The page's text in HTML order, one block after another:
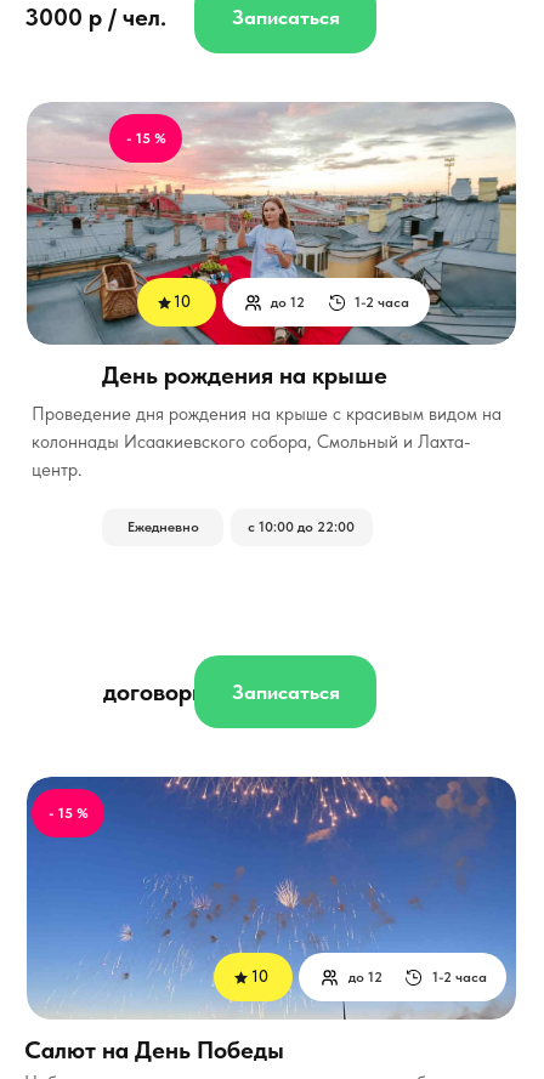
3000 р / чел. Записаться
Проведение дня рождения на крыше с красивым видом на
колоннады Исаакиевского собора, Смольный и Лахта-
центр.
договорная
1-2 часа
до 12
Ежедневно с 10:00 до 22:00
- 15 %
Записаться
День рождения на крыше
10
1-2 часа
до 12
- 15 %
Салют на День Победы
10